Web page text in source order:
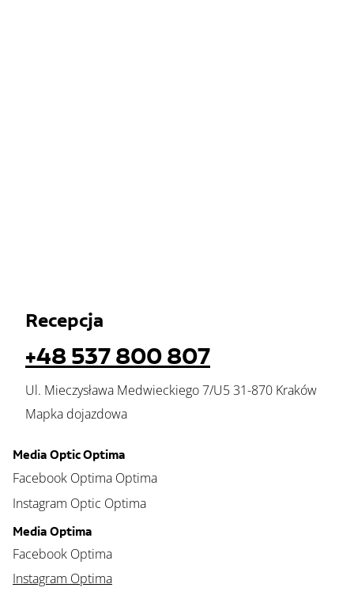
Recepcja
+48 537 800 807
Ul. Mieczysława Medwieckiego 7/U5 31-870 Kraków
Mapka dojazdowa
Media Optima
Facebook Optima
Instagram Optima
Media Optic Optima
Facebook Optima Optima
Instagram Optic Optima